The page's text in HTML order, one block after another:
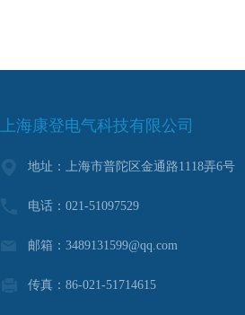
上海康登电气科技有限公司
地址：上海市普陀区金通路1118弄6号
电话：021-51097529
邮箱：3489131599@qq.com
传真：86-021-51714615